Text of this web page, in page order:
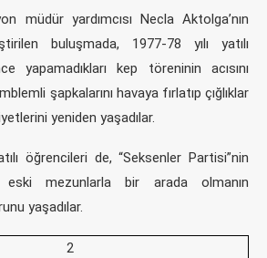
müdür yardımcısı Necla Aktolga’nın
buluşmada, 1977-78 yılı yatılı
yapamadıkları kep töreninin acısını
şapkalarını havaya fırlatıp çığlıklar
yeniden yaşadılar.
öğrencileri de, “Seksenler Partisi”nin
eski mezunlarla bir arada olmanın
yaşadılar.